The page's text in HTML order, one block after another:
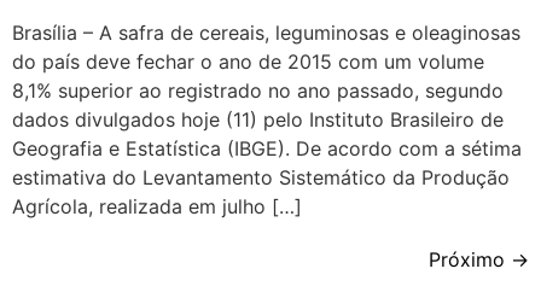
Brasília – A safra de cereais, leguminosas e oleaginosas
do país deve fechar o ano de 2015 com um volume
8,1% superior ao registrado no ano passado, segundo
dados divulgados hoje (11) pelo Instituto Brasileiro de
Geografia e Estatística (IBGE). De acordo com a sétima
estimativa do Levantamento Sistemático da Produção
Agrícola, realizada em julho […]
Próximo →